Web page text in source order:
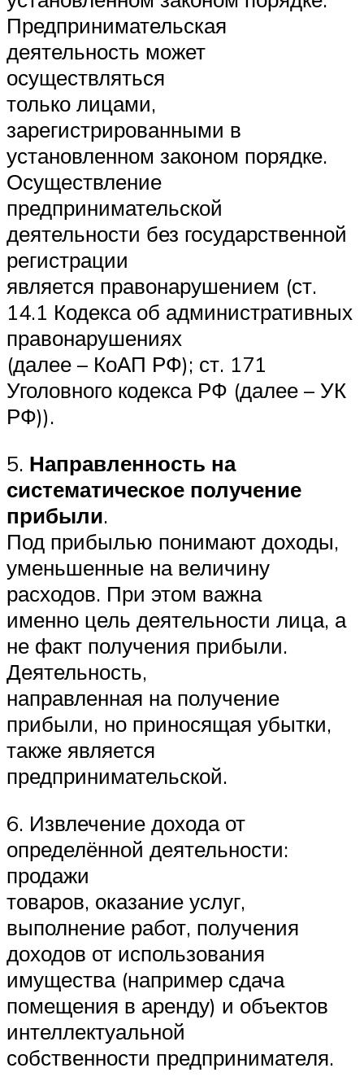
Предпринимательская
деятельность может
осуществляться
только лицами,
зарегистрированными в
установленном законом порядке.
Осуществление
предпринимательской
деятельности без государственной
регистрации
является правонарушением (ст.
14.1 Кодекса об административных
правонарушениях
(далее – КоАП РФ); ст. 171
Уголовного кодекса РФ (далее – УК
РФ)).
5. Направленность на
систематическое получение
прибыли.
Под прибылью понимают доходы,
уменьшенные на величину
расходов. При этом важна
именно цель деятельности лица, а
не факт получения прибыли.
Деятельность,
направленная на получение
прибыли, но приносящая убытки,
также является
предпринимательской.
6. Извлечение дохода от
определённой деятельности:
продажи
товаров, оказание услуг,
выполнение работ, получения
доходов от использования
имущества (например сдача
помещения в аренду) и объектов
интеллектуальной
собственности предпринимателя.